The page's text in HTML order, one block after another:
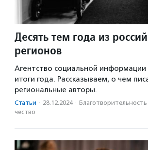
Десять тем года из
регионов
Агентство социальной
итоги года. Рассказываем, о чем
региональные авторы.
Статьи · 28.12.2024 ·
чест­во